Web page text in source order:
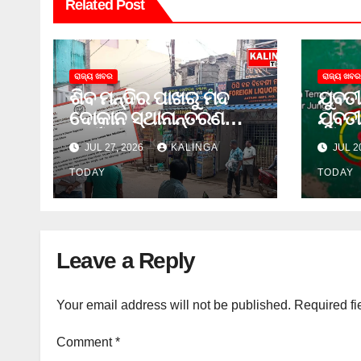
Related Post
ରାଜ୍ୟ ଖବର
ଶିବ ମନ୍ଦିର ପାଖରୁ ମଦ
ଦୋକାନ ସ୍ଥାନାନ୍ତରଣ
ପାଇଁ ଜିଲ୍ଲା ପ୍ରଶାସନକୁ
ଦାବି କଲେ ଅନିଲ
JUL 27, 2026 KALINGA
TODAY
ରାଜ୍ୟ ଖବର
ଓ
ଜେଲ
JUL
TODAY
Leave a Reply
Your email address will not be published. Required
Comment*